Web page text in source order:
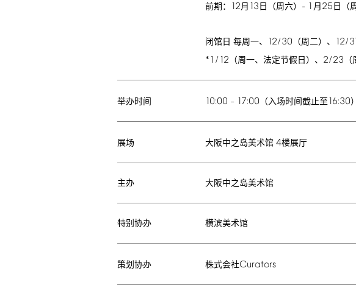
前期：
12月 13 日（周六） - 1 月 25 日（
闭馆日 每周一、 12/30 （周二）、 12/
*1/12 （周一、法定节假日）、 2/23
举办时间 10:00 – 17:00 （入场时间截止至16:30）
展场 大阪中之岛美术馆 4楼展厅
主办 大阪中之岛美术馆
特别协办 横滨美术馆
策划协办 株式会社Curators